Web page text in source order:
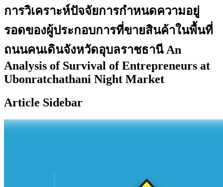
การวิเคราะห์ปัจจัยการกำหนดความอยู่
รอดของผู้ประกอบการที่ขายสินค้าในพื้นที่
ถนนคนเดินจังหวัดอุบลราชธานี An
Analysis of Survival of Entrepreneurs at
Ubonratchathani Night Market
Article Sidebar